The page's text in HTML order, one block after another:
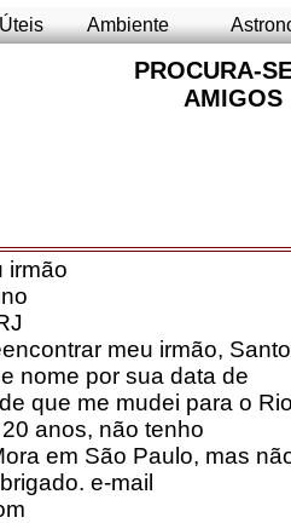
Úteis Ambiente
PROCURA-
AMIGOS
irmão
meu irmão, Santo
nome por sua data de
que me mudei para o
anos, não tenho
em São Paulo, mas
e-mail